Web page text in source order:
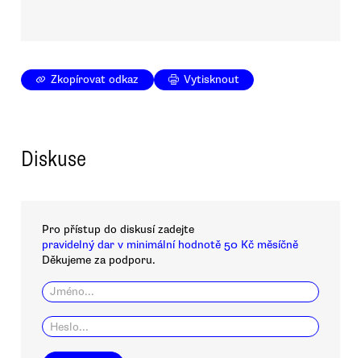
Zkopírovat odkaz Vytisknout
Diskuse
Pro přístup do diskusí zadejte
pravidelný dar v minimální hodnotě 50 Kč měsíčně
Děkujeme za podporu.